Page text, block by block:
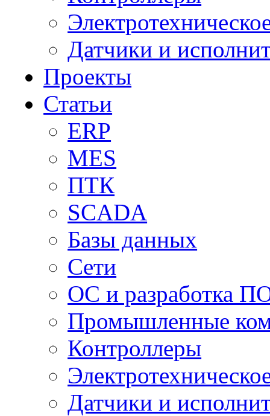
Датчики и
Проекты
Статьи
ERP
MES
ПТК
SCADA
Базы данных
Сети
ОС и разработка
Промышленные
Контроллеры
Датчики и